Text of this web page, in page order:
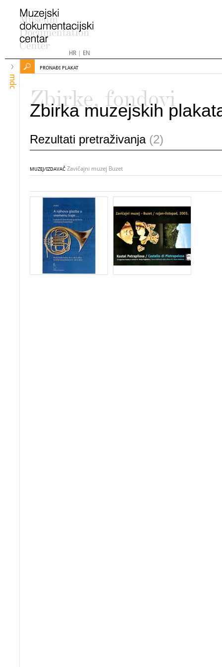
HR| EN
mdc
PRONAĐI PLAKAT
Zbirke, fondovi
Zbirka muzejskih
Rezultati pretraživanja (2)
MUZEJ/IZDAVAČ Zavičajni muzej Buzet